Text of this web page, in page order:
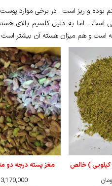
و ریز است . در برخی موارد
. اما به دلیل کلسیم بالای
است و هم میزان هسته آن بیشتر است
کیلویی ) خالص
مغز پسته درجه دو
3,170,000